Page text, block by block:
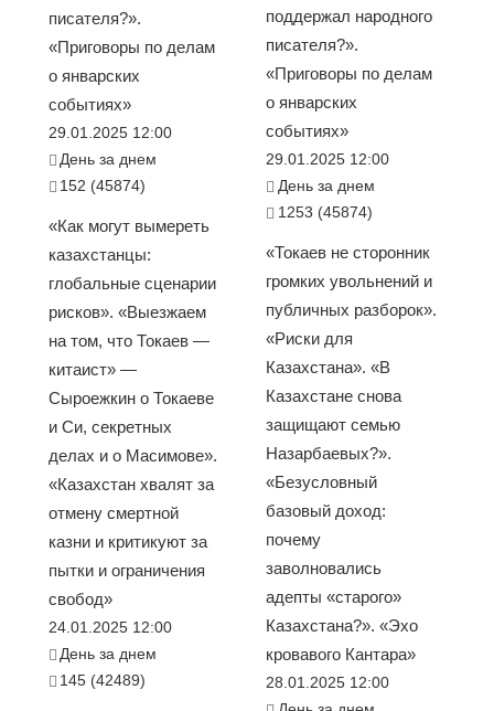
писателя?».
«Приговоры по делам
о январских
событиях»
29.01.2025 12:00
День за днем
152 (45874)
«Как могут вымереть
казахстанцы:
глобальные сценарии
рисков». «Выезжаем
на том, что Токаев —
китаист» —
Сыроежкин о Токаеве
и Си, секретных
делах и о Масимове».
«Казахстан хвалят за
отмену смертной
казни и критикуют за
пытки и ограничения
свобод»
24.01.2025 12:00
День за днем
145 (42489)
поддержал народного
писателя?».
«Приговоры по делам
о январских
событиях»
29.01.2025 12:00
День за днем
1253 (45874)
«Токаев не сторонник
громких увольнений и
публичных разборок».
«Риски для
Казахстана». «В
Казахстане снова
защищают семью
Назарбаевых?».
«Безусловный
базовый доход:
почему
заволновались
адепты «старого»
Казахстана?». «Эхо
кровавого Кантара»
28.01.2025 12:00